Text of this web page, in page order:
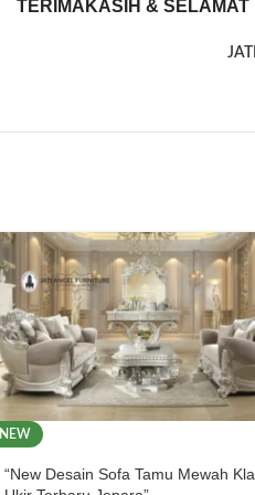
TERIMAKASIH &
NEW
“New Desain Sofa Tamu Mewah